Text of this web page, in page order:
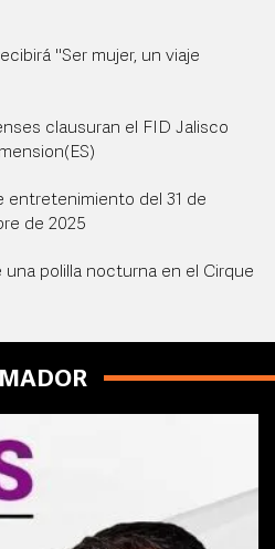
"Ser mujer, un viaje
clausuran el FID Jalisco
entretenimiento del 31 de
de 2025
una polilla nocturna en el Cirque